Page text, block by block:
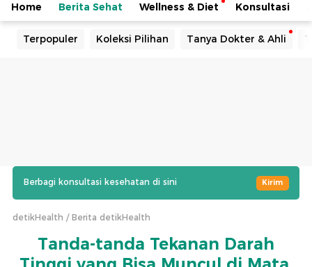
Home Berita Sehat Wellness & Diet Konsultasi
Terpopuler Koleksi Pilihan Tanya Dokter & Ahli
Berbagi konsultasi kesehatan di sini Kirim
detikHealth Berita detikHealth
Tanda-tanda Tekanan Darah